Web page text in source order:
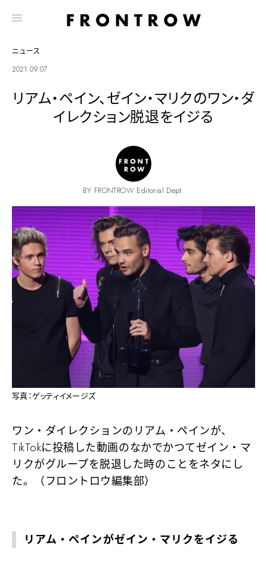
ニュース
2021.09.07
リアム・ペイン、ゼイン・マリクのワン・ダ
イレクション脱退をイジる
BY FRONTROW Editorial Dept.
写真：ゲッティイメージズ
ワン・ダイレクションのリアム・ペインが、
TikTokに投稿した動画のなかでかつてゼイン・マ
リクがグループを脱退した時のことをネタにし
た。（フロントロウ編集部）
リアム・ペインがゼイン・マリクをイジる